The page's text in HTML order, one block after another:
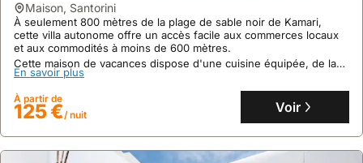
maison, Santorini
À seulement 800 mètres de la plage de sable noir de Kamari,
cette villa autonome offre un accès facile aux commerces locaux
et aux commodités à moins de 600 mètres.
Cette maison de vacances dispose d'une cuisine équipée, de la
climatisation et d'une connexion Wi-Fi, avec une capacité
d'accueil de 4 personnes et une vue sur la mer Égée depuis son
patio privé.
En savoir plus
À partir de
125 €/ nuit Voir